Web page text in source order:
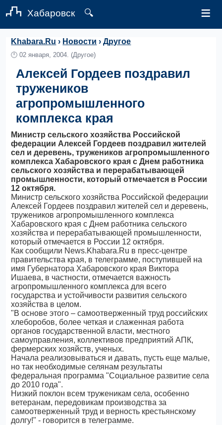
Хабаровск 🔍 ≡
Khabara.Ru › Новости ›Другое
🕛02 января, 2004. (Другое)
Алексей Гордеев поздравил
тружеников
агропромышленного
комплекса края
Министр сельского хозяйства Российской
федерации Алексей Гордеев поздравил жителей
сел и деревень, тружеников агропромышленного
комплекса Хабаровского края с Днем работника
сельского хозяйства и перерабатывающей
промышленности, который отмечается в России
12 октября.
Министр сельского хозяйства Российской федерации
Алексей Гордеев поздравил жителей сел и деревень,
тружеников агропромышленного комплекса
Хабаровского края с Днем работника сельского
хозяйства и перерабатывающей промышленности,
который отмечается в России 12 октября.
Как сообщили News.Khabara.Ru в пресс-центре
правительства края, в телеграмме, поступившей на
имя Губернатора Хабаровского края Виктора
Ишаева, в частности, отмечается важность
агропромышленного комплекса для всего
государства и устойчивости развития сельского
хозяйства в целом.
"В основе этого – самоотверженный труд российских
хлеборобов, более четкая и слаженная работа
органов государственной власти, местного
самоуправления, коллективов предприятий АПК,
фермерских хозяйств, ученых.
Начала реализовываться и давать, пусть еще малые,
но так необходимые селянам результаты
федеральная программа "Социальное развитие села
до 2010 года".
Низкий поклон всем труженикам села, особенно
ветеранам, передовикам производства за
самоотверженный труд и верность крестьянскому
долгу!" - говорится в телеграмме.